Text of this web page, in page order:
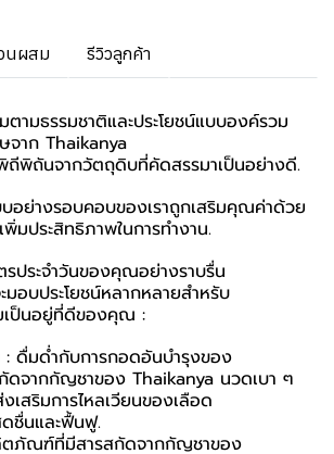
นผสม รีวิวลูกค้า
ามธรรมชาติและประโยชน์แบบองค์รวม
าก Thaikanya
ถีพิถันจากวัตถุดิบที่คัดสรรมาเป็นอย่างดี.
ย่างรอบคอบของเราถูกเสริมคุณค่าด้วย
มประสิทธิภาพในการทำงาน.
รประจำวันของคุณอย่างราบรื่น
อบประโยชน์หลากหลายสำหรับ
เป็นอยู่ที่ดีของคุณ :
: ดื่มด่ำกับการกอดอันบำรุงของ
จากกัญชาของ Thaikanya นวดเบา ๆ
เสริมการไหลเวียนของเลือด
ชื่นและฟื้นฟู.
ภัณฑ์ที่มีสารสกัดจากกัญชาของ